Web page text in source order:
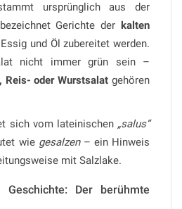
ursprünglich aus der
Gerichte der kalten
und Öl zubereitet werden.
nicht immer grün sein –
Reis- oder Wurstsalat gehören
sich vom lateinischen „salus“
wie gesalzen– ein Hinweis
mit Salzlake.
Geschichte: Der berühmte